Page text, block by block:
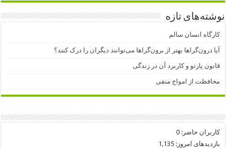
نوشته‌های تازه
کارگاه انسان سالم
آیا درون‌گراها بهتر از برون‌گراها می‌توانند دیگران را درک کنند؟
قانون پارتو و کاربرد آن در زندگی
محافظت از امواج منفی
کاربران حاضر:0
بازدیدهای امروز:1,135